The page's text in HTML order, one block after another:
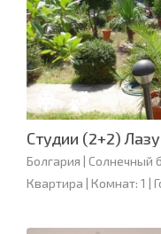
Студии (2+2)
Болгария | Солнечный
Квартира | Комнат: 1 |